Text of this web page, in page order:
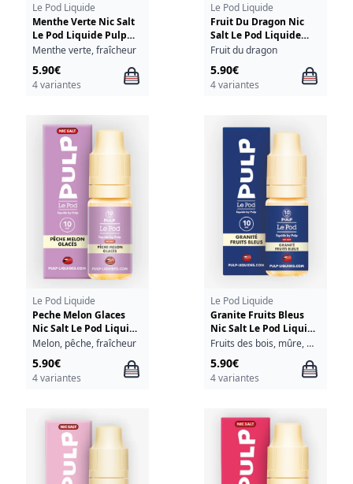
Le Pod Liquide
Menthe Verte Nic Salt
Le Pod Liquide Pulp
10ml
Menthe verte, fraîcheur
5.90€
4 variantes
Le Pod Liquide
Fruit Du Dragon Nic
Salt Le Pod Liquide
Pulp 10ml
Fruit du dragon
5.90€
4 variantes
Le Pod Liquide
Peche Melon Glaces
Nic Salt Le Pod Liquide
Pulp 10ml
Melon, pêche, fraîcheur
5.90€
4 variantes
Le Pod Liquide
Granite Fruits Bleus
Nic Salt Le Pod Liquide
Pulp 10ml
Fruits des bois, mûre, myrtille, fraîcheur
5.90€
4 variantes